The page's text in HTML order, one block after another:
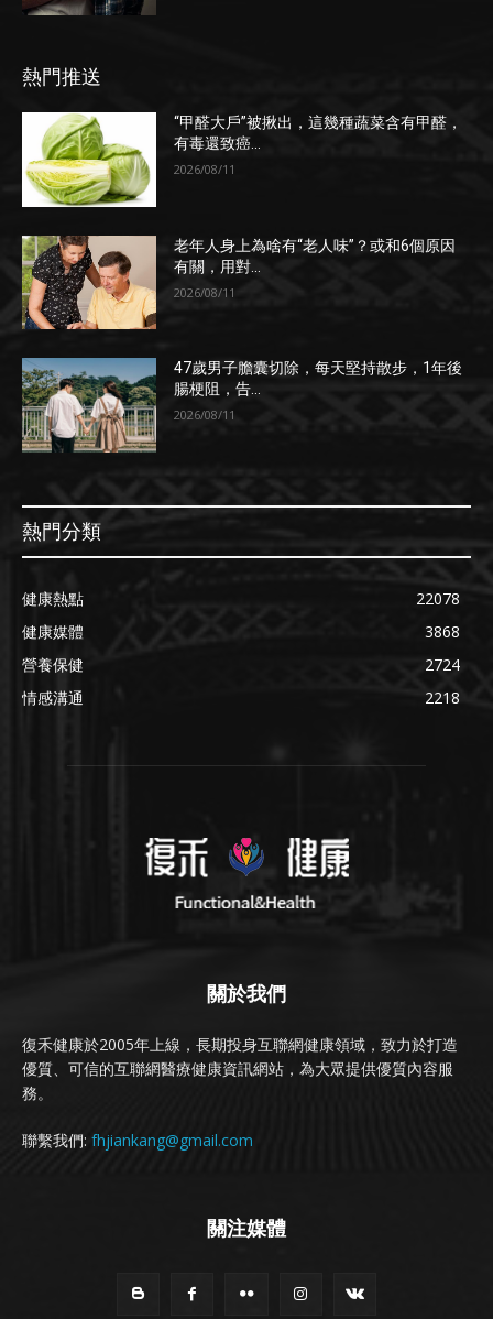
熱門推送
“甲醛大戶”被揪出，這幾種蔬菜含有甲醛，
有毒還致癌...
2026/08/11
老年人身上為啥有“老人味”？或和6個原因
有關，用對...
2026/08/11
47歲男子膽囊切除，每天堅持散步，1年後
腸梗阻，告...
2026/08/11
熱門分類
健康熱點
22078
健康媒體
3868
營養保健
2724
情感溝通
2218
關於我們
復禾健康於2005年上線，長期投身互聯網健康領域，致力於打造
優質、可信的互聯網醫療健康資訊網站，為大眾提供優質內容服
務。
聯繫我們: fhjiankang@gmail.com
關注媒體